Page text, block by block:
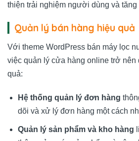
thiện trải nghiệm người dùng và tăng
Quản lý bán hàng hiệu quả
Với theme WordPress bán máy lọc
việc quản lý cửa hàng online trở nên
quả:
Hệ thống quản lý đơn hàng
dõi và xử lý đơn hàng một cách
Quản lý sản phẩm và kho hàng